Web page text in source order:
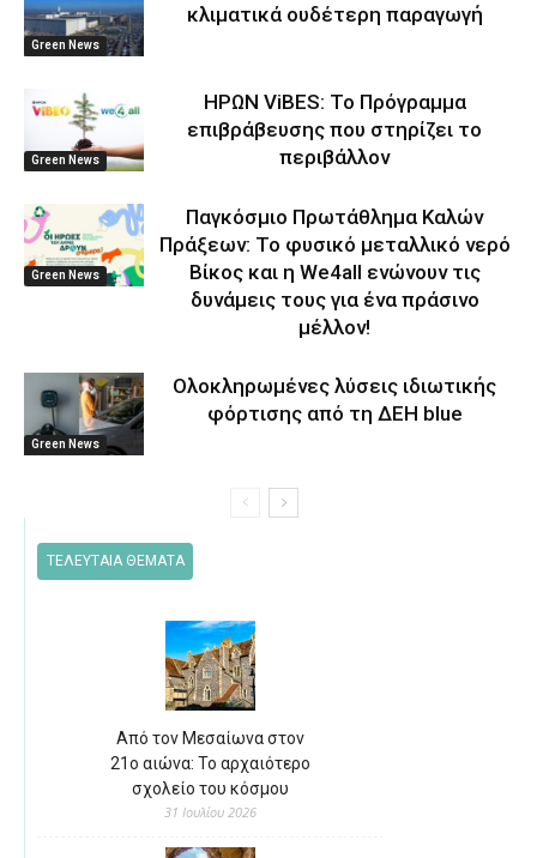
Green News
κλιματικά ουδέτερη παραγωγή
Green News
ΗΡΩΝ ViBES: Το Πρόγραμμα
επιβράβευσης που στηρίζει το
περιβάλλον
Green News
Παγκόσμιο Πρωτάθλημα Καλών
Πράξεων: Το φυσικό μεταλλικό νερό
Βίκος και η We4all ενώνουν τις
δυνάμεις τους για ένα πράσινο
μέλλον!
Green News
Ολοκληρωμένες λύσεις ιδιωτικής
φόρτισης από τη ΔΕΗ blue
ΤΕΛΕΥΤΑΙΑ ΘΕΜΑΤΑ
Από τον Μεσαίωνα στον
21ο αιώνα: Το αρχαιότερο
σχολείο του κόσμου
31 Ιουλίου 2026